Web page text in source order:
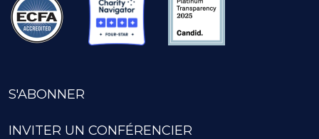
S'ABONNER
INVITER UN CONFÉRENCIER